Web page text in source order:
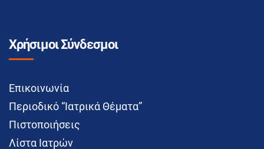
Χρήσιμοι Σύνδεσμοι
Επικοινωνία
Περιοδικό “Ιατρικά Θέματα”
Πιστοποιήσεις
Λίστα Ιατρών